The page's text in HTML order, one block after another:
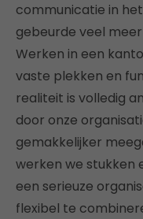
communicatie in
gebeurde veel
Werken in een
vaste plekken en
realiteit is volledig
door onze
gemakkelijker
werken we stukken
een serieuze
flexibel te